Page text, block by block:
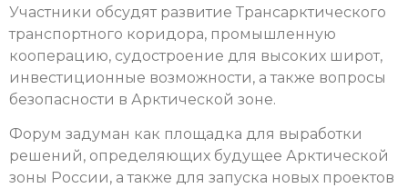
Участники обсудят развитие Трансарктического
транспортного коридора, промышленную
кооперацию, судостроение для высоких широт,
инвестиционные возможности, а также вопросы
безопасности в Арктической зоне.
Форум задуман как площадка для выработки
решений, определяющих будущее Арктической
зоны России, а также для запуска новых проектов